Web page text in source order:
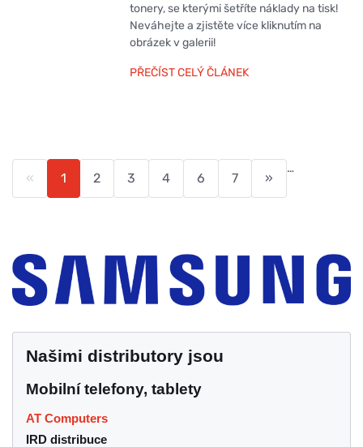
tonery, se kterými šetříte náklady na tisk!
Neváhejte a zjistěte více kliknutím na
obrázek v galerii!
PŘEČÍST CELÝ ČLÁNEK
« 1 2 3 4
…
6 7 »
Našimi distributory jsou
Mobilní telefony, tablety
AT Computers
IRD distribuce